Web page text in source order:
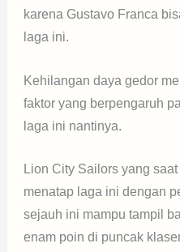
karena Gustavo Franca
laga ini.
Kehilangan daya gedor
faktor yang berpengaruh
laga ini nantinya.
Lion City Sailors yang
menatap laga ini dengan
sejauh ini mampu tampil
enam poin di puncak